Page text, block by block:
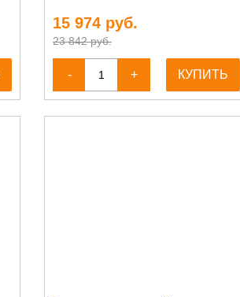
15 974 руб.
23 842 руб.
- + КУПИТЬ